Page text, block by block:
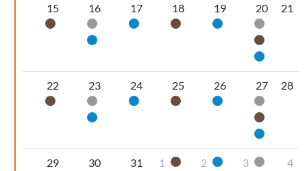
15
Organico umido
16
Secco non riciclabile
Carta
17
Carta
18
Organico umido
19
Carta
20
Secco
Carta
21
22
Organico umido
23
Secco non riciclabile
Carta
24
Carta
25
Organico umido
26
Carta
27
Secco
Carta
28
29
30
31
1 Organico umido
2 Carta
3
Secco
4